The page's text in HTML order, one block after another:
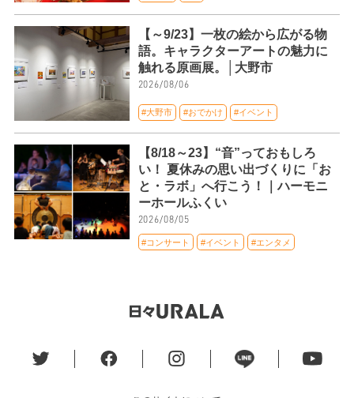
【～9/23】一枚の絵から広がる物
語。キャラクターアートの魅力に
触れる原画展。│大野市
2026/08/06
#大野市 #おでかけ #イベント
【8/18～23】“音”っておもしろ
い！ 夏休みの思い出づくりに「お
と・ラボ」へ行こう！｜ハーモニ
ーホールふくい
2026/08/05
#コンサート #イベント #エンタメ